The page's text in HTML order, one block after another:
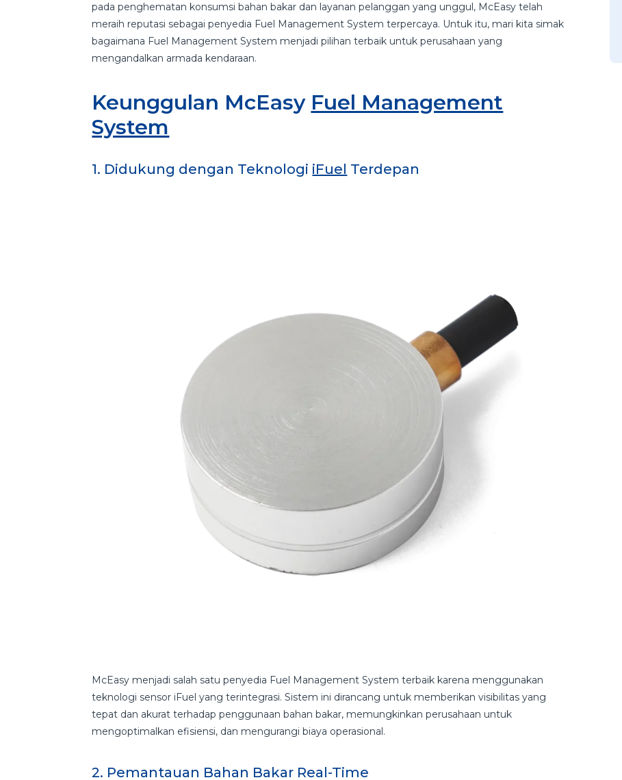
pada penghematan konsumsi bahan bakar dan layanan pelanggan yang unggul, McEasy telah
meraih reputasi sebagai penyedia Fuel Management System terpercaya. Untuk itu, mari kita simak
bagaimana Fuel Management System menjadi pilihan terbaik untuk perusahaan yang
mengandalkan armada kendaraan.
Keunggulan McEasy Fuel Management
System
1. Didukung dengan Teknologi iFuel Terdepan
McEasy menjadi salah satu penyedia Fuel Management System terbaik karena menggunakan
teknologi sensor iFuel yang terintegrasi. Sistem ini dirancang untuk memberikan visibilitas yang
tepat dan akurat terhadap penggunaan bahan bakar, memungkinkan perusahaan untuk
mengoptimalkan efisiensi, dan mengurangi biaya operasional.
2. Pemantauan Bahan Bakar Real-Time